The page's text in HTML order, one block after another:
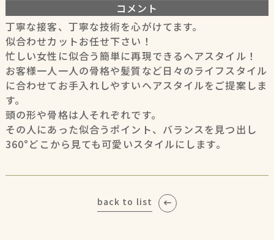
コメント
丁寧な接客、丁寧な技術を心がけてます。
似合わせカットお任せ下さい！
忙しい女性に似合う簡単に再現できるヘアスタイル！
お客様一人一人の骨格や髪質など日々のライフスタイル
に合わせてお手入れしやすいヘアスタイルをご提案しま
す。
頭の形や骨格は人それぞれです。
その人にあった似合うポイント、バランスを見つ出し
360°どこから見ても可愛いスタイルにします。
back to list